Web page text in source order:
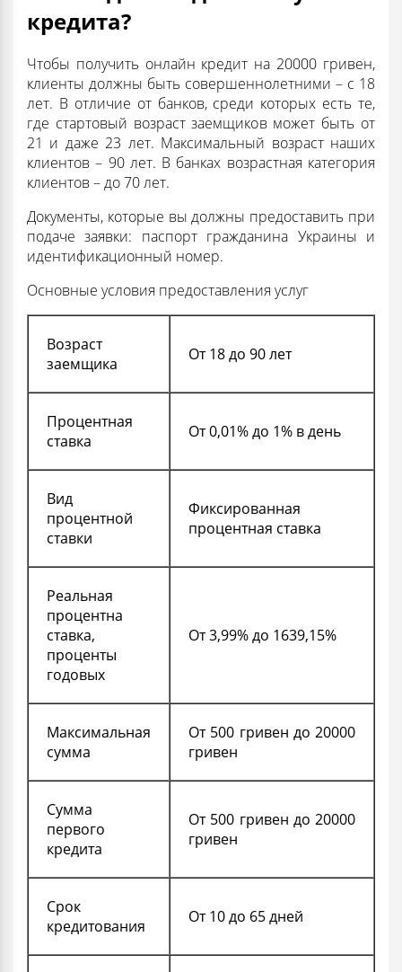
кредита?
Чтобы получить онлайн кредит на 20000 гривен,
клиенты должны быть совершеннолетними – с 18
лет. В отличие от банков, среди которых есть те,
где стартовый возраст заемщиков может быть от
21 и даже 23 лет. Максимальный возраст наших
клиентов – 90 лет. В банках возрастная категория
клиентов – до 70 лет.
Документы, которые вы должны предоставить при
подаче заявки: паспорт гражданина Украины и
идентификационный номер.
Основные условия предоставления услуг
Возраст
заемщика
От 18 до 90 лет
Процентная
ставка
От 0,01% до 1% в день
Вид
процентной
ставки
Фиксированная
процентная ставка
Реальная
процентна
ставка,
проценты
годовых
От 3,99% до 1639,15%
Максимальная
сумма
От 500 гривен до 20000
гривен
Сумма
первого
кредита
От 500 гривен до 20000
гривен
Срок
кредитования
От 10 до 65 дней